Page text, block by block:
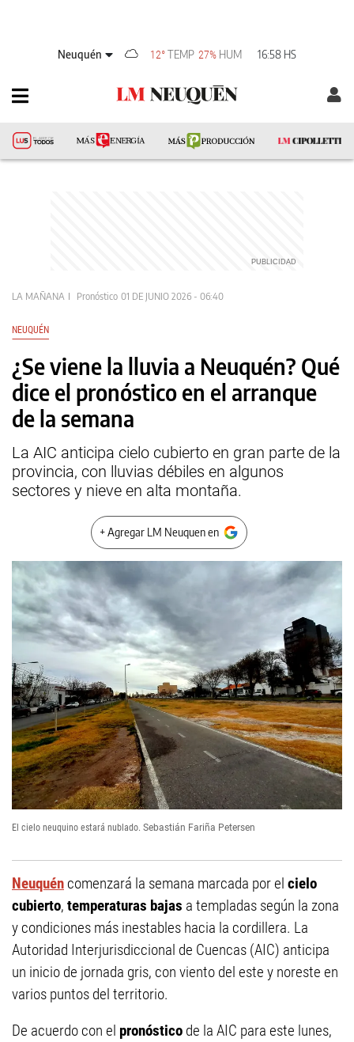
Neuquén 12° TEMP 27% HUM 16:58 HS
LA MAÑANA Pronóstico 01 DE JUNIO 2026 - 06:40
NEUQUÉN
¿Se viene la lluvia a Neuquén? Qué
dice el pronóstico en el arranque
de la semana
La AIC anticipa cielo cubierto en gran parte de la
provincia, con lluvias débiles en algunos
sectores y nieve en alta montaña.
+ Agregar LM Neuquen en
El cielo neuquino estará nublado. Sebastián Fariña Petersen
Neuquén comenzará la semana marcada por el cielo
cubierto, temperaturas bajas a templadas según la zona
y condiciones más inestables hacia la cordillera. La
Autoridad Interjurisdiccional de Cuencas (AIC) anticipa
un inicio de jornada gris, con viento del este y noreste en
varios puntos del territorio.
De acuerdo con el pronóstico de la AIC para este lunes,